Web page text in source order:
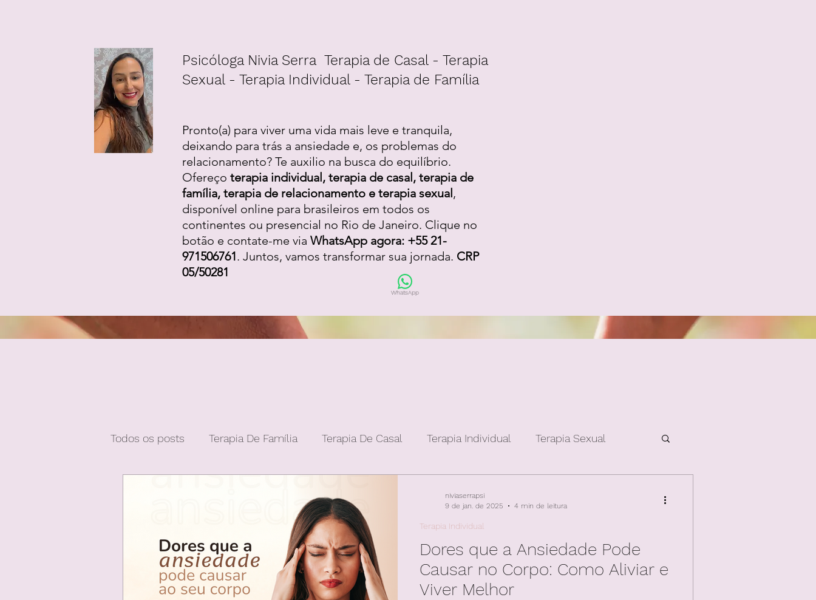
Psicóloga Nivia Serra Terapia de Casal - Terapia
Sexual - Terapia Individual - Terapia de Família
Pronto(a) para viver uma vida mais leve e tranquila,
deixando para trás a ansiedade e, os problemas do
relacionamento? Te auxilio na busca do equilíbrio.
Ofereço terapia individual, terapia de casal, terapia de
família, terapia de relacionamento e terapia sexual,
disponível online para brasileiros em todos os
continentes ou presencial no Rio de Janeiro. Clique no
botão e contate-me via WhatsApp agora: +55 21-
971506761. Juntos, vamos transformar sua jornada. CRP
05/50281
Todos os posts Terapia De Família Terapia De Casal Terapia Individual Terapia Sexual
Dores que a Ansiedade Pode
Causar no Corpo: Como Aliviar e
Viver Melhor
Terapia Individual
niviaserrapsi
9 de jan. de 2025
4 min de leitura
WhatsApp